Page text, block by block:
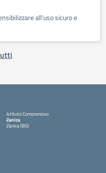
all'uso sicuro e
Istituto Comprensivo
Zanica
Zanica (BG)